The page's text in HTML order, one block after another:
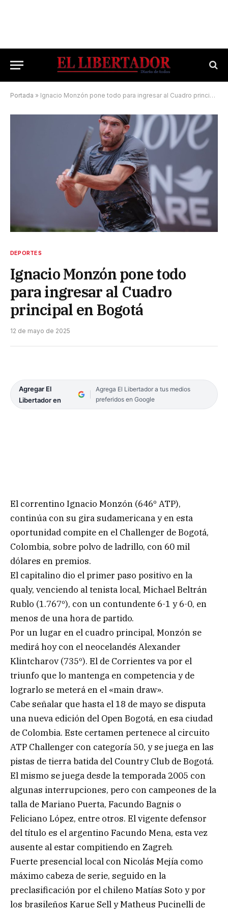
Portada » Ignacio Monzón pone todo para ingresar al Cuadro principal en Bogotá
DEPORTES
Ignacio Monzón pone todo
para ingresar al Cuadro
principal en Bogotá
12 de mayo de 2025
Agregar El
Libertador en
Agrega El Libertador a tus medios
preferidos en Google
El correntino Ignacio Monzón (646º ATP),
continúa con su gira sudamericana y en esta
oportunidad compite en el Challenger de Bogotá,
Colombia, sobre polvo de ladrillo, con 60 mil
dólares en premios.
El capitalino dio el primer paso positivo en la
qualy, venciendo al tenista local, Michael Beltrán
Rublo (1.767º), con un contundente 6-1 y 6-0, en
menos de una hora de partido.
Por un lugar en el cuadro principal, Monzón se
medirá hoy con el neocelandés Alexander
Klintcharov (735º). El de Corrientes va por el
triunfo que lo mantenga en competencia y de
lograrlo se meterá en el «main draw».
Cabe señalar que hasta el 18 de mayo se disputa
una nueva edición del Open Bogotá, en esa ciudad
de Colombia. Este certamen pertenece al circuito
ATP Challenger con categoría 50, y se juega en las
pistas de tierra batida del Country Club de Bogotá.
El mismo se juega desde la temporada 2005 con
algunas interrupciones, pero con campeones de la
talla de Mariano Puerta, Facundo Bagnis o
Feliciano López, entre otros. El vigente defensor
del título es el argentino Facundo Mena, esta vez
ausente al estar compitiendo en Zagreb.
Fuerte presencial local con Nicolás Mejía como
máximo cabeza de serie, seguido en la
preclasificación por el chileno Matías Soto y por
los brasileños Karue Sell y Matheus Pucinelli de